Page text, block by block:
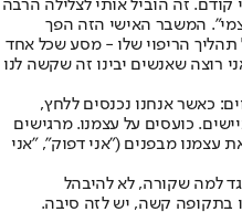
זה הוביל אותי לצלילה הרבה
המשבר האישי הזה הפך
הריפוי שלו - מסע שכל אחד
רוצה שאנשים יבינו זה שקשה לנו
כאשר אנחנו נכנסים ללחץ,
כועסים על עצמנו. מרגישים
עצמנו מבפנים ("אני דפוק", "אני
למה שקורה, לא להיבהל
בתקופה קשה, יש לזה סיבה.